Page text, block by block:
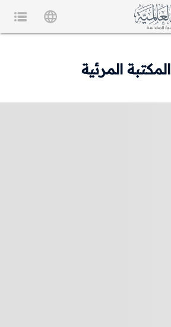
المكتبة المرئية